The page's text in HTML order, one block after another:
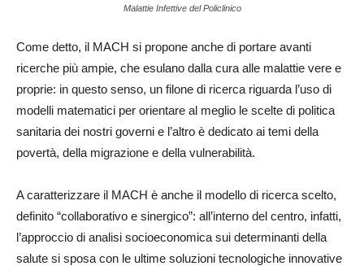
Malattie Infettive del Policlinico
Come detto, il MACH si propone anche di portare avanti
ricerche più ampie, che esulano dalla cura alle malattie vere e
proprie: in questo senso, un filone di ricerca riguarda l’uso di
modelli matematici per orientare al meglio le scelte di politica
sanitaria dei nostri governi e l’altro è dedicato ai temi della
povertà, della migrazione e della vulnerabilità.
A caratterizzare il MACH è anche il modello di ricerca scelto,
definito “collaborativo e sinergico”: all’interno del centro, infatti,
l’approccio di analisi socioeconomica sui determinanti della
salute si sposa con le ultime soluzioni tecnologiche innovative